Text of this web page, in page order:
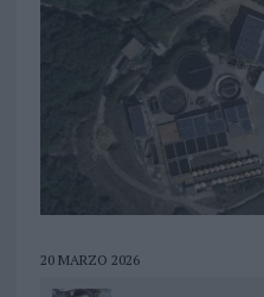
20 MARZO 2026